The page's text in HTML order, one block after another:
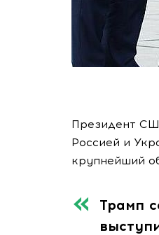
Президент
Россией и
крупнейший
Трамп